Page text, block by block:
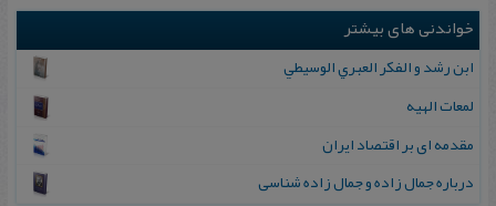
خواندنی های بیشتر
ابن‌ رشد و الفکر العبري الوسیطي
ل‍م‍ع‍ات‌ ال‍هیه‌
مقدمه ای بر اقتصاد ایران
درباره جمال زاده و جمال زاده شناسی